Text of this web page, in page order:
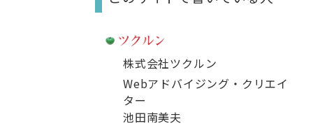
株式会社ツクルン
Webアドバイジング・クリエイ
ター
池田南美夫